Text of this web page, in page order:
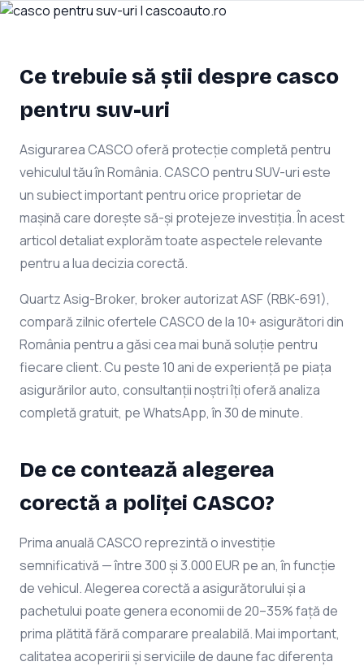
Ce trebuie să știi despre casco
pentru suv-uri
Asigurarea CASCO oferă protecție completă pentru
vehiculul tău în România. CASCO pentru SUV-uri este
un subiect important pentru orice proprietar de
mașină care dorește să-și protejeze investiția. În acest
articol detaliat explorăm toate aspectele relevante
pentru a lua decizia corectă.
Quartz Asig-Broker, broker autorizat ASF (RBK-691),
compară zilnic ofertele CASCO de la 10+ asigurători din
România pentru a găsi cea mai bună soluție pentru
fiecare client. Cu peste 10 ani de experiență pe piața
asigurărilor auto, consultanții noștri îți oferă analiza
completă gratuit, pe WhatsApp, în 30 de minute.
De ce contează alegerea
corectă a poliței CASCO?
Prima anuală CASCO reprezintă o investiție
semnificativă — între 300 și 3.000 EUR pe an, în funcție
de vehicul. Alegerea corectă a asigurătorului și a
pachetului poate genera economii de 20–35% față de
prima plătită fără comparare prealabilă. Mai important,
calitatea acoperirii și serviciile de daune fac diferența